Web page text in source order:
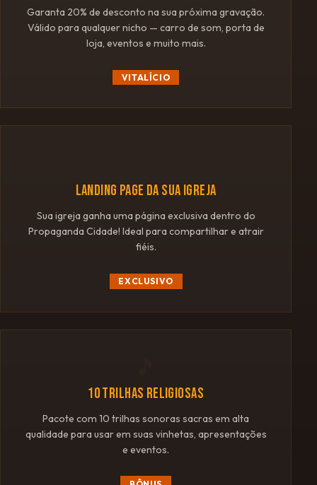
Garanta 20% de desconto na sua próxima gravação.
Válido para qualquer nicho — carro de som, porta de
loja, eventos e muito mais.
VITALÍCIO
LANDING PAGE DA SUA IGREJA
Sua igreja ganha uma página exclusiva dentro do
Propaganda Cidade! Ideal para compartilhar e atrair
fiéis.
EXCLUSIVO
10 TRILHAS RELIGIOSAS
Pacote com 10 trilhas sonoras sacras em alta
qualidade para usar em suas vinhetas, apresentações
e eventos.